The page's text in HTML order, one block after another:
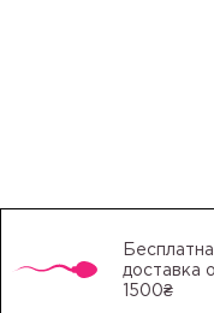
доставка
1500₴